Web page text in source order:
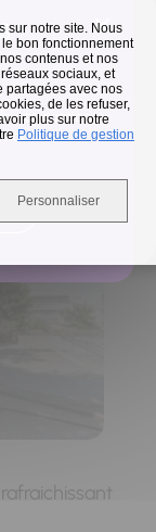
sur notre site. Nous
bon fonctionnement
contenus et nos
sociaux, et
partagées avec nos
de les refuser,
plus sur notre
Politique de gestion
Personnaliser
nos camions
août.
de fortes